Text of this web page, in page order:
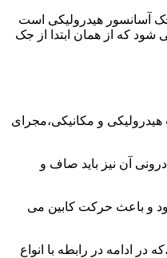
آسانسور هیدرولیکی است
شود که از همان ابتدا از جک
و مکانیکی،مجرای
آن نیز باید صاف و
و باعث حرکت کابین می
ای استفاده می شود،که در ادامه در رابطه با انواع